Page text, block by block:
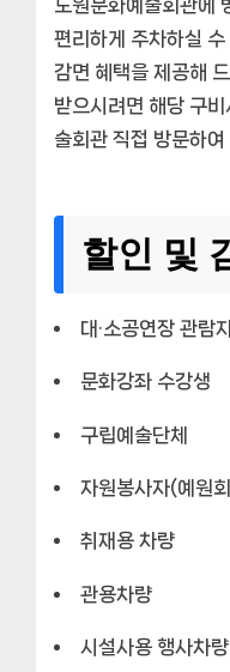
노원문화예술회관에
편리하게 주차하실
감면 혜택을 제공해
받으시려면 해당 구
술회관 직접 방문하
할인 및
대·소공연장 관람
문화강좌 수강생
구립예술단체
자원봉사자(예원
취재용 차량
관용차량
시설사용 행사차량